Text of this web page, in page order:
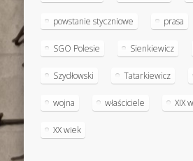
powstanie styczniowe prasa
SGO Polesie Sienkiewicz
Szydłowski Tatarkiewicz
wojna właściciele XIX
XX wiek